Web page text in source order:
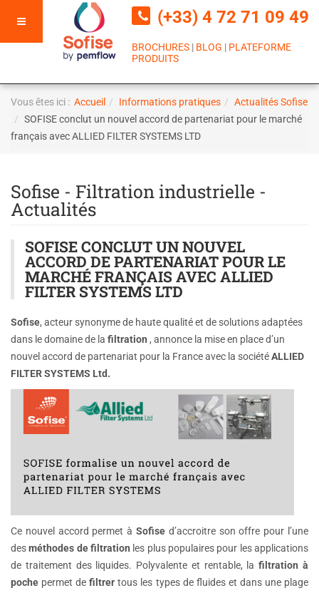
(+33) 4 72 71 09 49
BROCHURES | BLOG | PLATEFORME
PRODUITS
Vous êtes ici : Accueil Informations pratiques
Actualités Sofise
SOFISE conclut un nouvel accord de partenariat pour le marché
français avec ALLIED FILTER SYSTEMS LTD
Sofise - Filtration industrielle -
Actualités
SOFISE CONCLUT UN NOUVEL
ACCORD DE PARTENARIAT POUR LE
MARCHÉ FRANÇAIS AVEC ALLIED
FILTER SYSTEMS LTD
Sofise, acteur synonyme de haute qualité et de solutions adaptées
dans le domaine de la filtration , annonce la mise en place d’un
nouvel accord de partenariat pour la France avec la sociétéALLIED
FILTER SYSTEMS Ltd.
Ce nouvel accord permet à Sofise d’accroitre son offre pour l’une
desméthodes de filtration les plus populaires pour les applications
de traitement des liquides. Polyvalente et rentable, lafiltration à
poche permet defiltrer tous les types de fluides et dans une plage